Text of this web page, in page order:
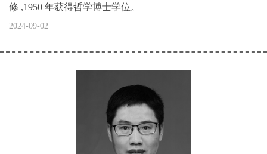
修 ,1950 年获得哲学博士学位。
2024-09-02